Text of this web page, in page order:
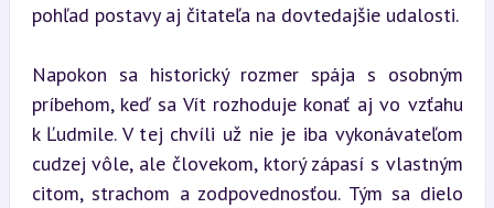
pohľad postavy aj čitateľa na dovtedajšie udalosti.
Napokon sa historický rozmer spája s osobným
príbehom, keď sa Vít rozhoduje konať aj vo vzťahu
k Ľudmile. V tej chvíli už nie je iba vykonávateľom
cudzej vôle, ale človekom, ktorý zápasí s vlastným
citom, strachom a zodpovednosťou. Tým sa dielo